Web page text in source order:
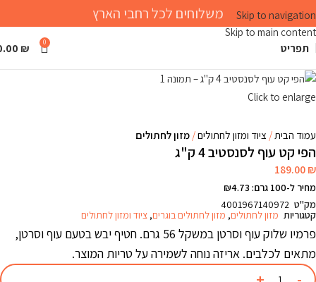
Skip to navigation
Skip to main content
משלוחים לכל רחבי הארץ
תפריט 0
₪
Click to enlarge
עמוד הבית ציוד ומזון לחתולים מזון לחתולים
הפי קט עוף לסנסטיב 4 ק"ג
189.00₪
מחיר ל-100 גרם: ₪4.73
מק"ט 4001967140972
קטגוריות מזון לחתולים, מזון לחתולים בוגרים, ציוד ומזון לחתולים
פרמיו שלוק עוף וסרטן במשקל 56 גרם. חטיף יבש בטעם עוף וסרטן,
מתאים לכלבים. אריזה נוחה לשמירה על טריות המוצר.